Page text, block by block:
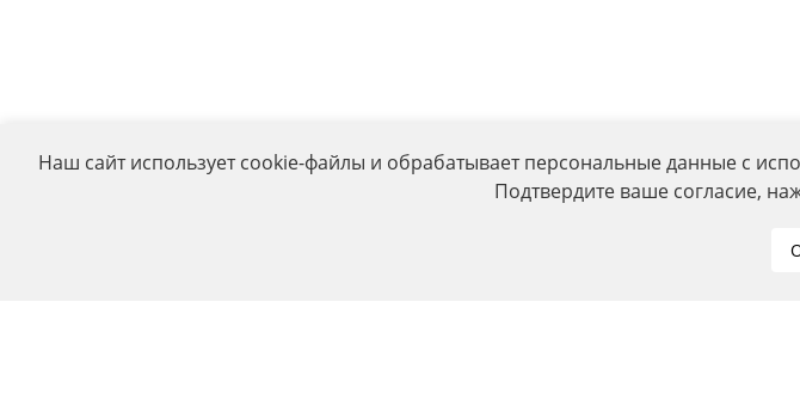
Наш сайт использует cookie-файлы и обрабатывает персональные данные с
Подтвердите ваше согласие,